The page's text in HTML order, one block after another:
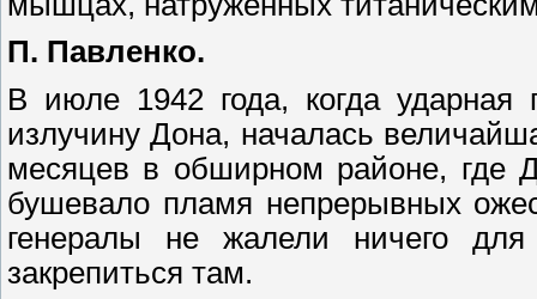
П. Павленко.
В июле 1942 года, когда ударная
излучину Дона, началась
месяцев в обширном районе, где
бушевало пламя непрерывных
генералы не жалели ничего
закрепиться там.